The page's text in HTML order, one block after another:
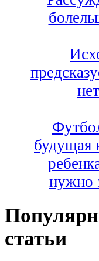
будущая
нужно
статьи